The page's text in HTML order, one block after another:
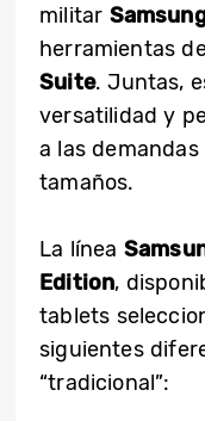
militar
herramientas
Suite. Juntas,
versatilidad y
a las
tamaños.
La línea
Edition,
tablets
siguientes
“tradicional”: